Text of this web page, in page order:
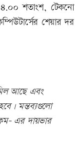
শতাংশ, টেকনো
শেয়ার দর
আছে এবং
মন্তব্যগুলো
এর দায়ভার